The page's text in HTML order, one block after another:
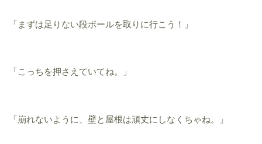
「まずは足りない段ボールを取りに行こう！」
「こっちを押さえていてね。」
「崩れないように、壁と屋根は頑丈にしなくちゃね。」